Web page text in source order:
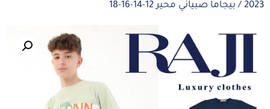
2023 / بيجاما صبياني محير 12-14-16-18